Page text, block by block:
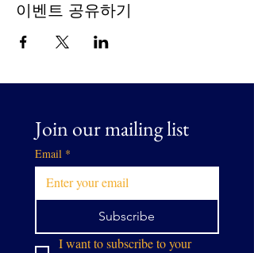
이벤트 공유하기
Join our mailing list
Email *
Subscribe
I want to subscribe to your